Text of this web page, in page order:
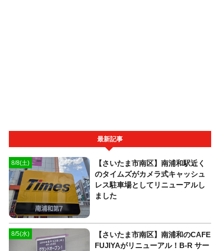
最新記事
8/8(土)
【さいたま市南区】南浦和駅近く
のタイムズがカメラ式キャッシュ
レス駐車場としてリニューアルし
ました
8/5(水)
【さいたま市南区】南浦和のCAFE
FUJIYAがリニューアル！B-R サー